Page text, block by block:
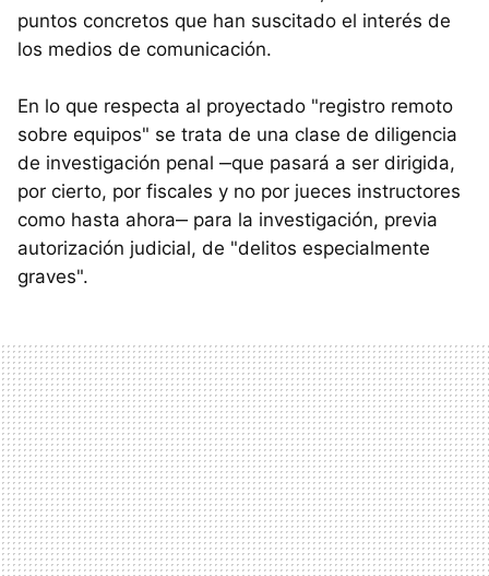
puntos concretos que han suscitado el interés de
los medios de comunicación.
En lo que respecta al proyectado "registro remoto
sobre equipos" se trata de una clase de diligencia
de investigación penal ‒que pasará a ser dirigida,
por cierto, por fiscales y no por jueces instructores
como hasta ahora‒ para la investigación, previa
autorización judicial, de "delitos especialmente
graves".